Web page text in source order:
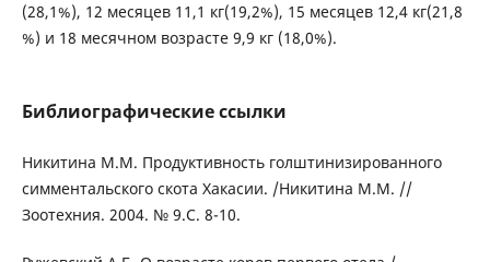
(28,1%), 12 месяцев 11,1 кг(19,2%), 15 месяцев 12,4 кг(21,8
%) и 18 месячном возрасте 9,9 кг (18,0%).
Библиографические ссылки
Никитина М.М. Продуктивность голштинизированного
симментальского скота Хакасии. /Никитина М.М. //
Зоотехния. 2004. № 9.С. 8-10.